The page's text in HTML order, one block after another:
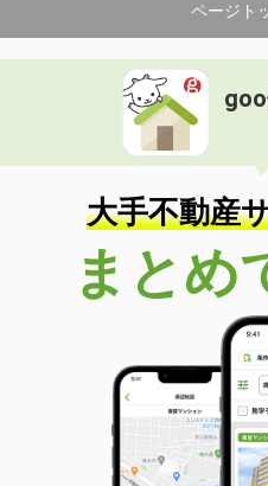
ページト
大手不動産
まとめ